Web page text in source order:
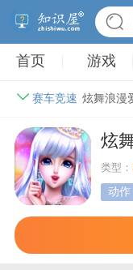
首页 游戏
赛车竞速 炫舞浪漫
炫
类型：
动作